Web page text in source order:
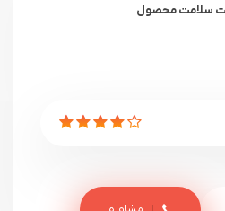
سلامت محصول